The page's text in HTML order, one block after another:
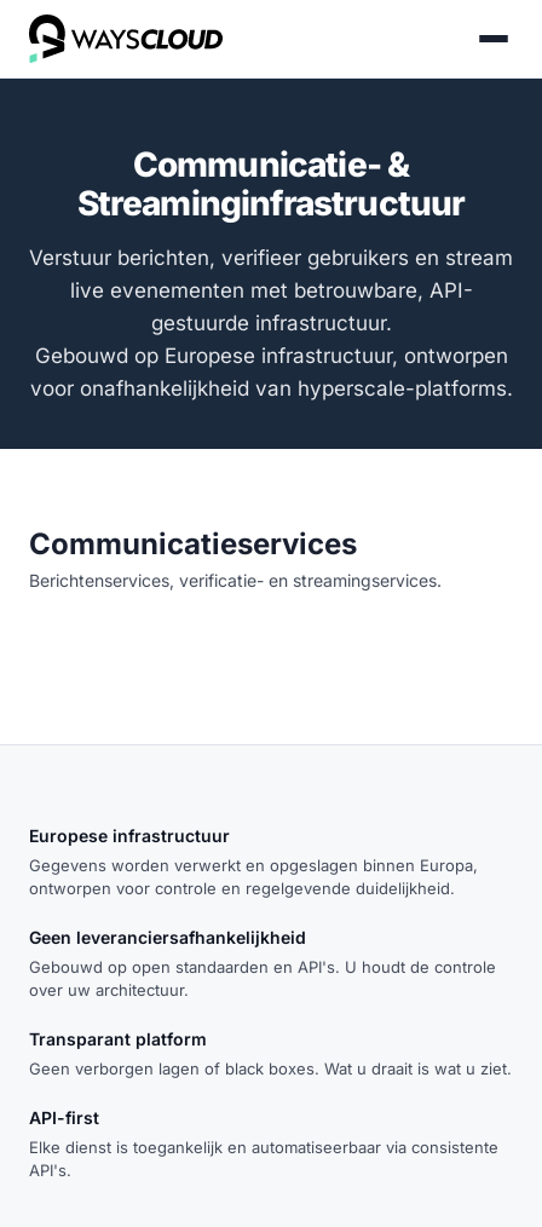
Communicatie- &
Streaminginfrastructuur
Verstuur berichten, verifieer gebruikers en stream
live evenementen met betrouwbare, API-
gestuurde infrastructuur.
Gebouwd op Europese infrastructuur, ontworpen
voor onafhankelijkheid van hyperscale-platforms.
Communicatieservices
Berichtenservices, verificatie- en streamingservices.
Europese infrastructuur
Gegevens worden verwerkt en opgeslagen binnen Europa,
ontworpen voor controle en regelgevende duidelijkheid.
Geen leveranciersafhankelijkheid
Gebouwd op open standaarden en API's. U houdt de controle
over uw architectuur.
Transparant platform
Geen verborgen lagen of black boxes. Wat u draait is wat u ziet.
API-first
Elke dienst is toegankelijk en automatiseerbaar via consistente
API's.